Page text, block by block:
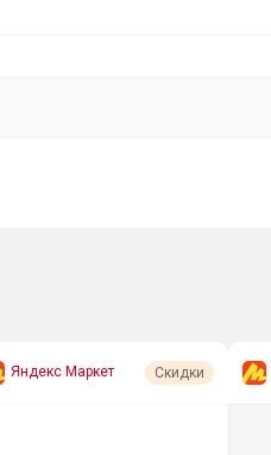
Яндекс Маркет Скидки